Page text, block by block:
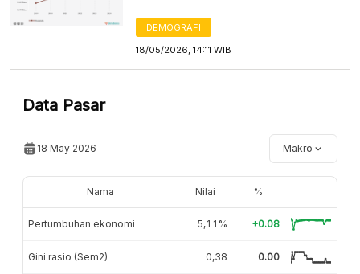
DEMOGRAFI
18/05/2026, 14:11 WIB
Data Pasar
18 May 2026 Makro
Nama Nilai %
Pertumbuhan ekonomi 5,11% +0.08
Gini rasio (Sem2) 0,38 0.00